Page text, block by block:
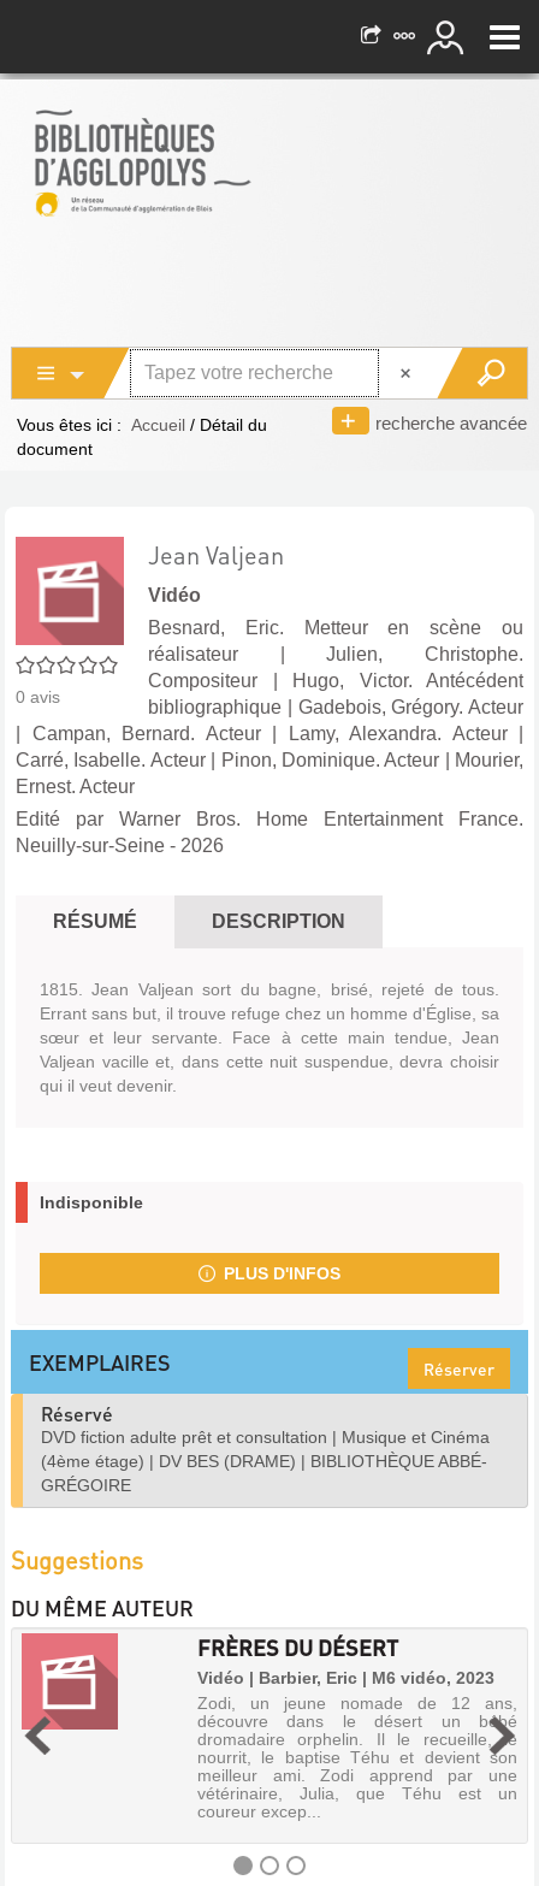
recherche avancée
Vous êtes ici : Accueil / Détail du
document
0/5
0 avis
Jean Valjean
Vidéo
Besnard, Eric. Metteur en scène ou
réalisateur |Julien, Christophe.
Compositeur
Hugo, Victor. Antécédent
bibliographique
Gadebois, Grégory. Acteur
Campan, Bernard. Acteur| Lamy, Alexandra. Acteur|
Carré, Isabelle. Acteur| Pinon, Dominique. Acteur
Mourier,
Ernest. Acteur
Edité par Warner Bros. Home Entertainment France.
Neuilly-sur-Seine - 2026
RÉSUMÉ DESCRIPTION
1815. Jean Valjean sort du bagne, brisé, rejeté de tous.
Errant sans but, il trouve refuge chez un homme d'Église, sa
sœur et leur servante. Face à cette main tendue, Jean
Valjean vacille et, dans cette nuit suspendue, devra choisir
qui il veut devenir.
Indisponible
PLUS D'INFOS
EXEMPLAIRES Réserver
Réservé
DVD fiction adulte prêt et consultation | Musique et Cinéma
(4ème étage) | DV BES (DRAME) | BIBLIOTHÈQUE ABBÉ-
GRÉGOIRE
Suggestions
DU MÊME AUTEUR
FRÈRES DU DÉSERT
Vidéo | Barbier, Eric | M6 vidéo, 2023
Zodi, un jeune nomade de 12 ans,
découvre dans le désert un bébé
dromadaire orphelin. Il le recueille, le
nourrit, le baptise Téhu et devient son
meilleur ami. Zodi apprend par une
vétérinaire, Julia, que Téhu est un
coureur excep...